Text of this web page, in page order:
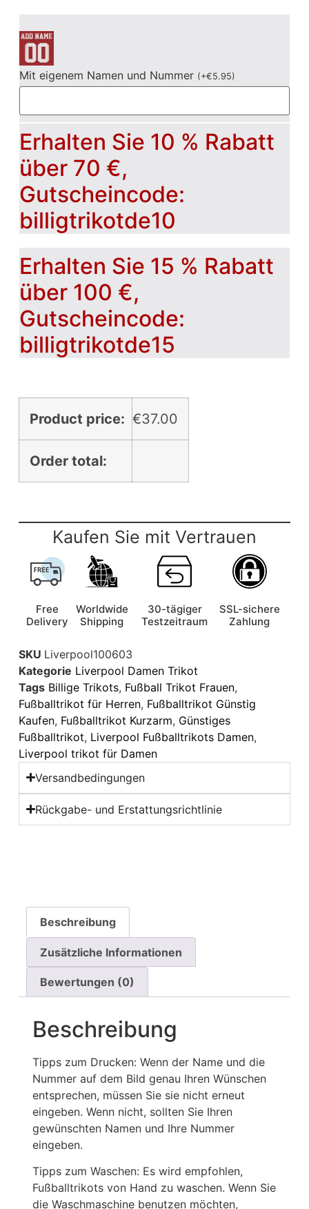
Mit eigenem Namen und Nummer (+€5.95)
Erhalten Sie 10 % Rabatt
über 70 €,
Gutscheincode:
billigtrikotde10
Erhalten Sie 15 % Rabatt
über 100 €,
Gutscheincode:
billigtrikotde15
Product price: €37.00
Order total:
Kaufen Sie mit Vertrauen
Free
Delivery
Worldwide
Shipping
30-tägiger
Testzeitraum
SSL-sichere
Zahlung
SKU Liverpool100603
Kategorie Liverpool Damen Trikot
Tags Billige Trikots, Fußball Trikot Frauen,
Fußballtrikot für Herren, Fußballtrikot Günstig
Kaufen, Fußballtrikot Kurzarm, Günstiges
Fußballtrikot, Liverpool Fußballtrikots Damen,
Liverpool trikot für Damen
Versandbedingungen
Rückgabe- und Erstattungsrichtlinie
Beschreibung
Zusätzliche Informationen
Bewertungen (0)
Beschreibung
Tipps zum Drucken: Wenn der Name und die
Nummer auf dem Bild genau Ihren Wünschen
entsprechen, müssen Sie sie nicht erneut
eingeben. Wenn nicht, sollten Sie Ihren
gewünschten Namen und Ihre Nummer
eingeben.
Tipps zum Waschen: Es wird empfohlen,
Fußballtrikots von Hand zu waschen. Wenn Sie
die Waschmaschine benutzen möchten,